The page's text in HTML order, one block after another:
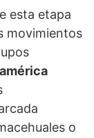
esta etapa
movimientos
o